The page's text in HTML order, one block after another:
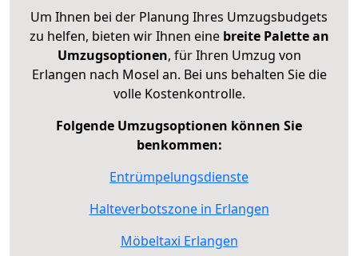
Um Ihnen bei der Planung Ihres Umzugsbudgets
zu helfen, bieten wir Ihnen eine breite Palette an
Umzugsoptionen, für Ihren Umzug von
Erlangen nach Mosel an. Bei uns behalten Sie die
volle Kostenkontrolle.
Folgende Umzugsoptionen können Sie
benkommen:
Entrümpelungsdienste
Halteverbotszone in Erlangen
Möbeltaxi Erlangen